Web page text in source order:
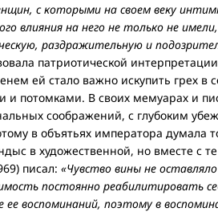
с которыми на своем веку
влияния на него не только не
раздражительную и
патриотической
ей стало важно искупить грех в
и потомками. В своих мемуарах и
соображений, с глубоким
в объятьях императора думала
в художественной, но вместе с
писал: «Чувство вины не
постоянно реабилитировать
ее воспоминаний, поэтому в